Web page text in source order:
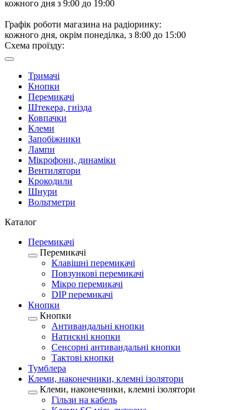
кожного дня з 9:00 до 19:00
Графік роботи магазина на радіоринку:
кожного дня, окрім понеділка, з 8:00 до 15:00
Схема проїзду:
Тримачі
Кнопки
Перемикачі
Штекера, гнізда
Ковпачки
Клеми
Запобіжники
Лампи
Мікрофони, динаміки
Вентилятори
Крокодили
Шнури
Вольтметри
Каталог
Перемикачі
Перемикачі
Клавішні перемикачі
Повзункові перемикачі
Мікро перемикачі
DIP перемикачі
Кнопки
Кнопки
Антивандальні кнопки
Натискні кнопки
Сенсорні антивандальні кнопки
Тактові кнопки
Тумблера
Клеми, наконечники, клемні ізолятори
Клеми, наконечники, клемні ізолятори
Гільзи на кабель